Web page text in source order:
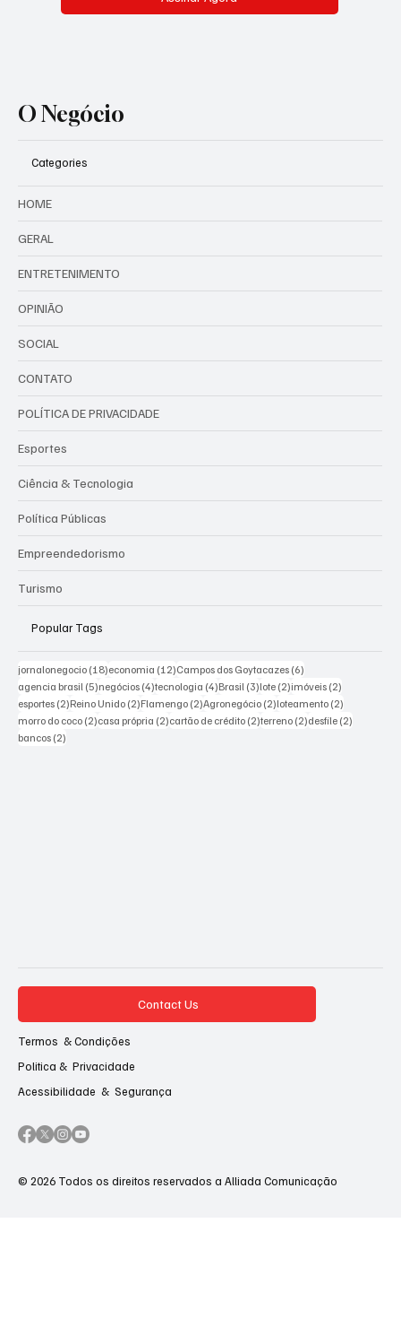
O Negócio
Categories
HOME
GERAL
ENTRETENIMENTO
OPINIÃO
SOCIAL
CONTATO
POLÍTICA DE PRIVACIDADE
Esportes
Ciência & Tecnologia
Política Públicas
Empreendedorismo
Turismo
Popular Tags
jornalonegocio (18)18 posts
economia (12)12 posts
Campos dos Goytacazes (6)
agencia brasil (5)5 posts
negócios (4)4 posts
tecnologia (4)4 posts
Brasil (3)3 posts
lote (2)2 posts
imóveis (2)
esportes (2)2 posts
Reino Unido (2)2 posts
Flamengo (2)2 posts
Agronegócio (2)2 posts
loteamento (2)
morro do coco (2)2 posts
casa própria (2)2 posts
cartão de crédito (2)2 posts
terreno (2)2 posts
desfile (2)
bancos (2)
Contact Us
Termos & Condições
Politica & Privacidade
Acessibilidade & Segurança
© 2026 Todos os direitos reservados a Alliada Comunicação